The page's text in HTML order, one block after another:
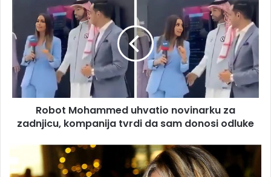
Mohammed
uhvatio
novinarku
zadnjicu,
kompanija
tvrdi
da
donosi
Robot Mohammed uhvatio novinarku za
zadnjicu, kompanija tvrdi da sam donosi odluke
je